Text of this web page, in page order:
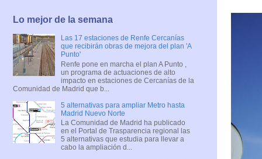
Lo mejor de la semana
Las 17 estaciones de Renfe Cercanías
que recibirán obras de mejora del plan 'A
Punto'
Renfe pone en marcha el plan A Punto ,
un programa de actuaciones de alto
impacto en estaciones de Cercanías de la
Comunidad de Madrid que b...
5 alternativas para ampliar Metro hasta
Madrid Nuevo Norte
La Comunidad de Madrid ha publicado
en el Portal de Trasparencia regional las
5 alternativas que estudia para llevar a
cabo la ampliación d...